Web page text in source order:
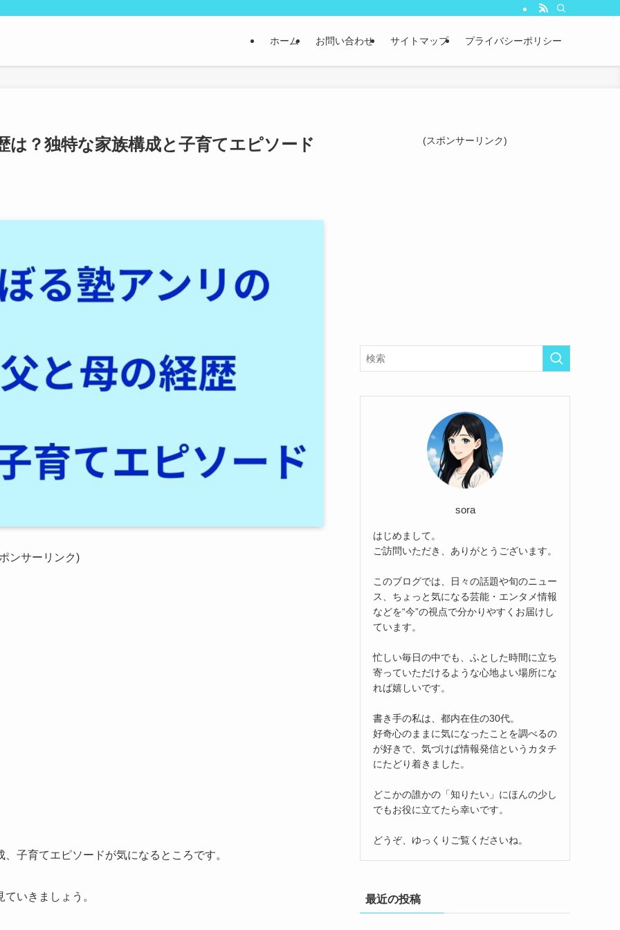
ホーム お問い合わせ サイトマップ プライバシーポリシー
は？独特な家族構成と子育てエピソード
ンサーリンク)
子育てエピソードが気になるところです。
いきましょう。
(スポンサーリンク)
sora
はじめまして。
ご訪問いただき、ありがとうございます。
このブログでは、日々の話題や旬のニュー
ス、ちょっと気になる芸能・エンタメ情報
などを“今”の視点で分かりやすくお届けし
ています。
忙しい毎日の中でも、ふとした時間に立ち
寄っていただけるような心地よい場所にな
れば嬉しいです。
書き手の私は、都内在住の30代。
好奇心のままに気になったことを調べるの
が好きで、気づけば情報発信というカタチ
にたどり着きました。
どこかの誰かの「知りたい」にほんの少し
でもお役に立てたら幸いです。
どうぞ、ゆっくりご覧くださいね。
最近の投稿